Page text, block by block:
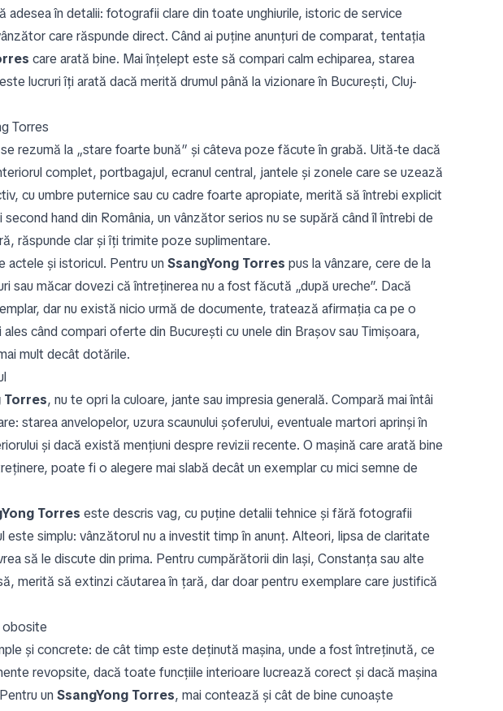
în detalii: fotografii clare din toate unghiurile, istoric de service
care răspunde direct. Când ai puține anunțuri de comparat, tentația
care arată bine. Mai înțelept este să compari calm echiparea, starea
lucruri îți arată dacă merită drumul până la vizionare în București, Cluj-
Torres
rezumă la „stare foarte bună” și câteva poze făcute în grabă. Uită-te dacă
complet, portbagajul, ecranul central, jantele și zonele care se uzează
cu umbre puternice sau cu cadre foarte apropiate, merită să întrebi explicit
hand din România, un vânzător serios nu se supără când îl întrebi de
răspunde clar și îți trimite poze suplimentare.
și istoricul. Pentru un SsangYong Torres pus la vânzare, cere de la
sau măcar dovezi că întreținerea nu a fost făcută „după ureche”. Dacă
dar nu există nicio urmă de documente, tratează afirmația ca pe o
când compari oferte din București cu unele din Brașov sau Timișoara,
mult decât dotările.
Torres, nu te opri la culoare, jante sau impresia generală. Compară mai întâi
starea anvelopelor, uzura scaunului șoferului, eventuale martori aprinși în
și dacă există mențiuni despre revizii recente. O mașină care arată bine
poate fi o alegere mai slabă decât un exemplar cu mici semne de
Torres este descris vag, cu puține detalii tehnice și fără fotografii
simplu: vânzătorul nu a investit timp în anunț. Alteori, lipsa de claritate
să le discute din prima. Pentru cumpărătorii din Iași, Constanța sau alte
merită să extinzi căutarea în țară, dar doar pentru exemplare care justifică
obosite
și concrete: de cât timp este deținută mașina, unde a fost întreținută, ce
revopsite, dacă toate funcțiile interioare lucrează corect și dacă mașina
un SsangYong Torres, mai contează și cât de bine cunoaște